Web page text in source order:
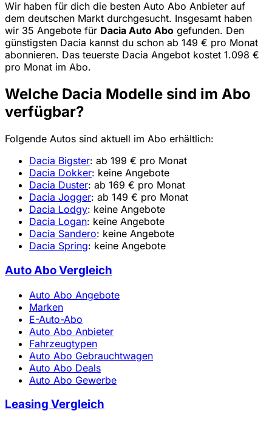
Wir haben für dich die besten Auto Abo Anbieter auf
dem deutschen Markt durchgesucht. Insgesamt haben
wir 35 Angebote für Dacia Auto Abo gefunden. Den
günstigsten Dacia kannst du schon ab 149 € pro Monat
abonnieren. Das teuerste Dacia Angebot kostet 1.098 €
pro Monat im Abo.
Welche Dacia Modelle sind im Abo
verfügbar?
Folgende Autos sind aktuell im Abo erhältlich:
Dacia Bigster: ab 199 € pro Monat
Dacia Dokker: keine Angebote
Dacia Duster: ab 169 € pro Monat
Dacia Jogger: ab 149 € pro Monat
Dacia Lodgy: keine Angebote
Dacia Logan: keine Angebote
Dacia Sandero: keine Angebote
Dacia Spring: keine Angebote
Auto Abo Vergleich
Auto Abo Angebote
Marken
E-Auto-Abo
Auto Abo Anbieter
Fahrzeugtypen
Auto Abo Gebrauchtwagen
Auto Abo Deals
Auto Abo Gewerbe
Leasing Vergleich